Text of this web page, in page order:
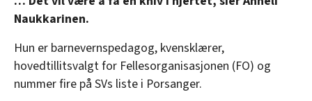
Naukkarinen.
Hun er barnevernspedagog, kvensklærer,
hovedtillitsvalgt for Fellesorganisasjonen (FO) og
nummer fire på SVs liste i Porsanger.